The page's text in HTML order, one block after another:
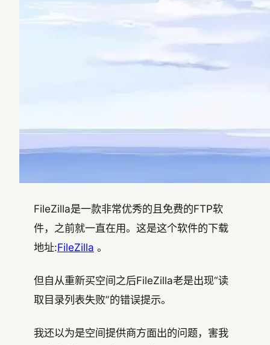
FileZilla是一款非常优秀的且免费的FTP软
件，之前就一直在用。这是这个软件的下载
地址:FileZilla 。
但自从重新买空间之后FileZilla老是出现“读
取目录列表失败”的错误提示。
我还以为是空间提供商方面出的问题，害我